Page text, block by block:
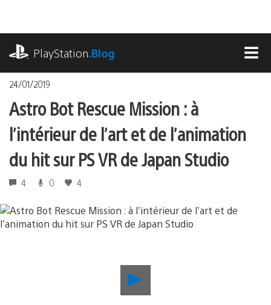
contenu
PlayStation.Blog
24/01/2019
Astro Bot Rescue Mission : à
l’intérieur de l’art et de l’animation
du hit sur PS VR de Japan Studio
4 0 4
vidéo